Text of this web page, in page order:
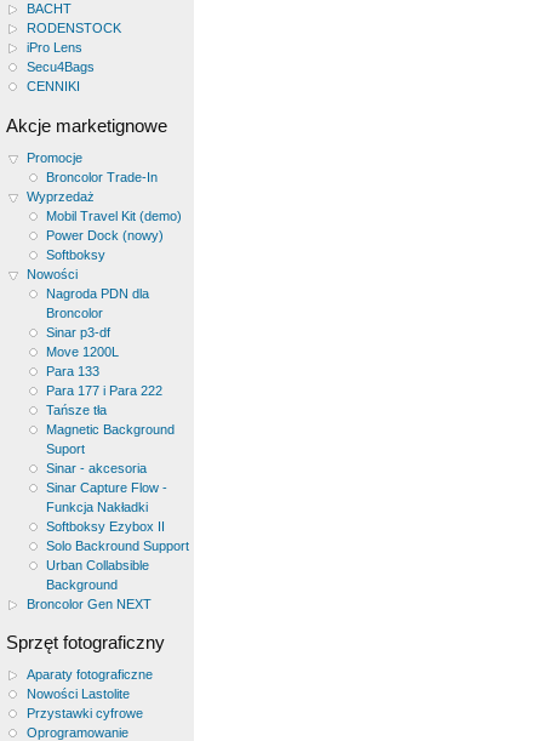
BACHT
RODENSTOCK
iPro Lens
Secu4Bags
CENNIKI
Akcje marketignowe
Promocje
Broncolor Trade-In
Wyprzedaż
Mobil Travel Kit (demo)
Power Dock (nowy)
Softboksy
Nowości
Nagroda PDN dla
Broncolor
Sinar p3-df
Move 1200L
Para 133
Para 177 i Para 222
Tańsze tła
Magnetic Background
Suport
Sinar - akcesoria
Sinar Capture Flow -
Funkcja Nakładki
Softboksy Ezybox II
Solo Backround Support
Urban Collabsible
Background
Broncolor Gen NEXT
Sprzęt fotograficzny
Aparaty fotograficzne
Nowości Lastolite
Przystawki cyfrowe
Oprogramowanie